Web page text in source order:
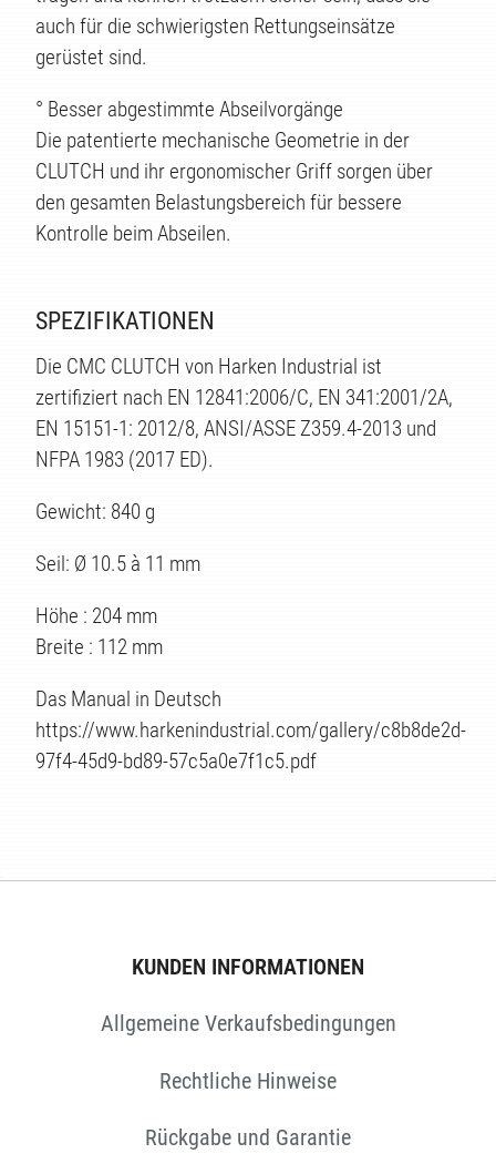
auch für die schwierigsten Rettungseinsätze
gerüstet sind.
° Besser abgestimmte Abseilvorgänge
Die patentierte mechanische Geometrie in der
CLUTCH und ihr ergonomischer Griff sorgen über
den gesamten Belastungsbereich für bessere
Kontrolle beim Abseilen.
SPEZIFIKATIONEN
Die CMC CLUTCH von Harken Industrial ist
zertifiziert nach EN 12841:2006/C, EN 341:2001/2A,
EN 15151-1: 2012/8, ANSI/ASSE Z359.4-2013 und
NFPA 1983 (2017 ED).
Gewicht: 840 g
Seil: Ø 10.5 à 11 mm
Höhe : 204 mm
Breite : 112 mm
Das Manual in Deutsch
https://www.harkenindustrial.com/gallery/c8b8de2d-
97f4-45d9-bd89-57c5a0e7f1c5.pdf
KUNDEN INFORMATIONEN
Allgemeine Verkaufsbedingungen
Rechtliche Hinweise
Rückgabe und Garantie